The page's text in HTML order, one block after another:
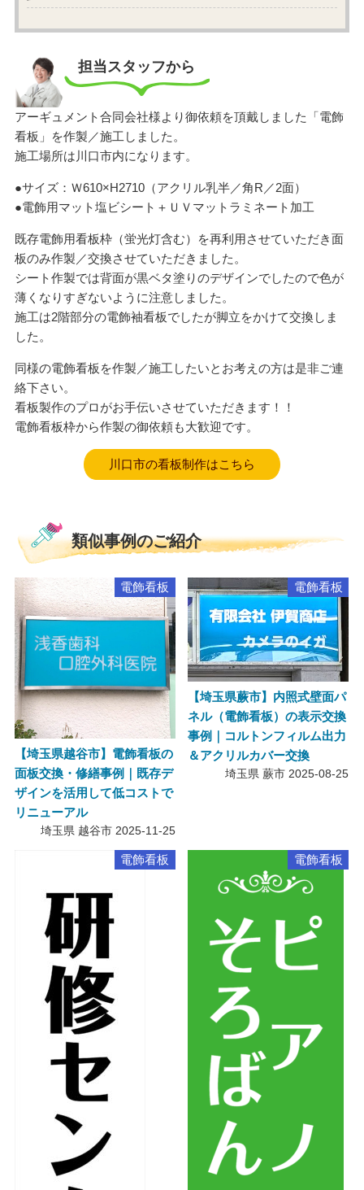
担当スタッフから
アーギュメント合同会社様より御依頼を頂戴しました「電飾
看板」を作製／施工しました。
施工場所は川口市内になります。
●サイズ：Ｗ610×H2710（アクリル乳半／角R／2面）
●電飾用マット塩ビシート＋ＵＶマットラミネート加工
既存電飾用看板枠（蛍光灯含む）を再利用させていただき面
板のみ作製／交換させていただきました。
シート作製では背面が黒ベタ塗りのデザインでしたので色が
薄くなりすぎないように注意しました。
施工は2階部分の電飾袖看板でしたが脚立をかけて交換しま
した。
同様の電飾看板を作製／施工したいとお考えの方は是非ご連
絡下さい。
看板製作のプロがお手伝いさせていただきます！！
電飾看板枠から作製の御依頼も大歓迎です。
川口市の看板制作はこちら
類似事例のご紹介
電飾看板
【埼玉県越谷市】電飾看板の
面板交換・修繕事例｜既存デ
ザインを活用して低コストで
リニューアル
埼玉県 越谷市 2025-11-25
電飾看板
【埼玉県蕨市】内照式壁面パ
ネル（電飾看板）の表示交換
事例｜コルトンフィルム出力
＆アクリルカバー交換
埼玉県 蕨市 2025-08-25
電飾看板 電飾看板